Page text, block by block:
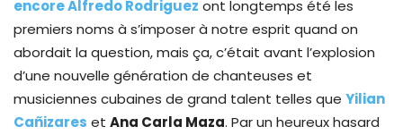
encore Alfredo Rodriguez ont longtemps été les
premiers noms à s’imposer à notre esprit quand on
abordait la question, mais ça, c’était avant l’explosion
d’une nouvelle génération de chanteuses et
musiciennes cubaines de grand talent telles que Yilian
Cañizares et Ana Carla Maza. Par un heureux hasard